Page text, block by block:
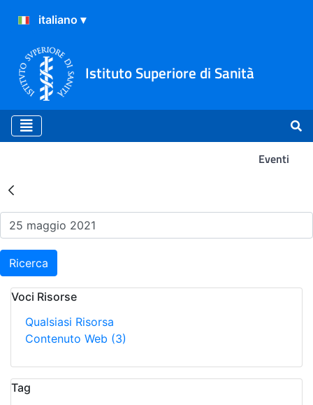
Istituto Superiore di Sanità
Eventi
Risultati della Ricerca -
Ricerca
Voci Risorse
Qualsiasi Risorsa
Contenuto Web (3)
Tag